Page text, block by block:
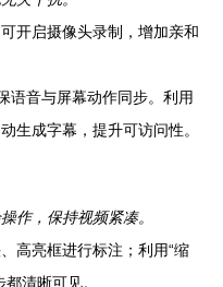
开启摄像头录制，增加亲和
语音与屏幕动作同步。利用
生成字幕，提升可访问性。
作，保持视频紧凑。
高亮框进行标注；利用“缩
清晰可见。